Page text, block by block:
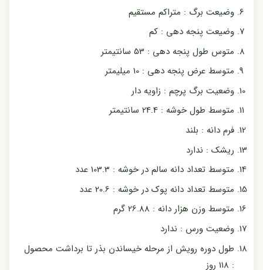
وضیعت برگ : متراکم مستقیم
وضیعت پنجه دهی : کم
متوس طول پنجه دهی : 53 سانتیمتر
متوسط عرض پنجه دهی : 10 میلیمتر
وضعیت برگ پرچم : زاویه دار
متوسط طول خوشه : 24.4 سانتیمتر
فرم دانه : بلند
ریشک : ندارد
متوسط تعداد دانه سالم در خوشه : 103.3 عدد
متوسط تعداد دانه پوک در خوشه : 20.6 عدد
متوسط وزن هزار دانه : 26.88 گرم
وضعیت ورس : ندارد
طول دوره رویش از مرحله خیساندن بذر تا برداشت محصول
: 118 روز